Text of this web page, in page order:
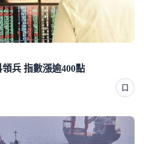
兵 指數漲逾400點